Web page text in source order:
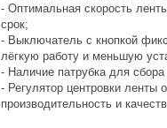
- Оптимальная скорость
срок;
- Выключатель с кнопкой
лёгкую работу и меньшую
- Наличие патрубка для
- Регулятор центровки
производительность и